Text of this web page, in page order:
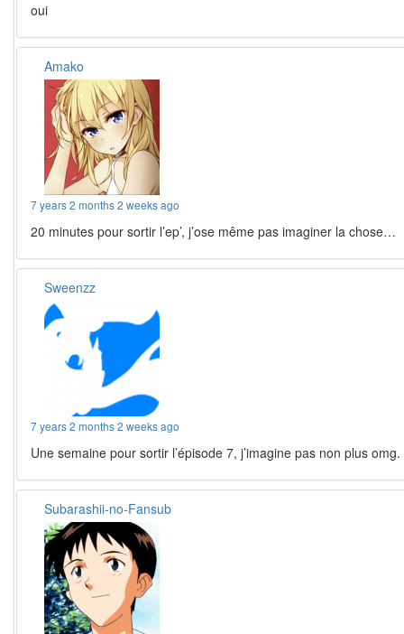
oui
Amako
7 years 2 months 2 weeks ago
20 minutes pour sortir l’ep’, j’ose même pas imaginer la chose…
Sweenzz
7 years 2 months 2 weeks ago
Une semaine pour sortir l’épisode 7, j’imagine pas non plus omg.
Subarashii-no-Fansub